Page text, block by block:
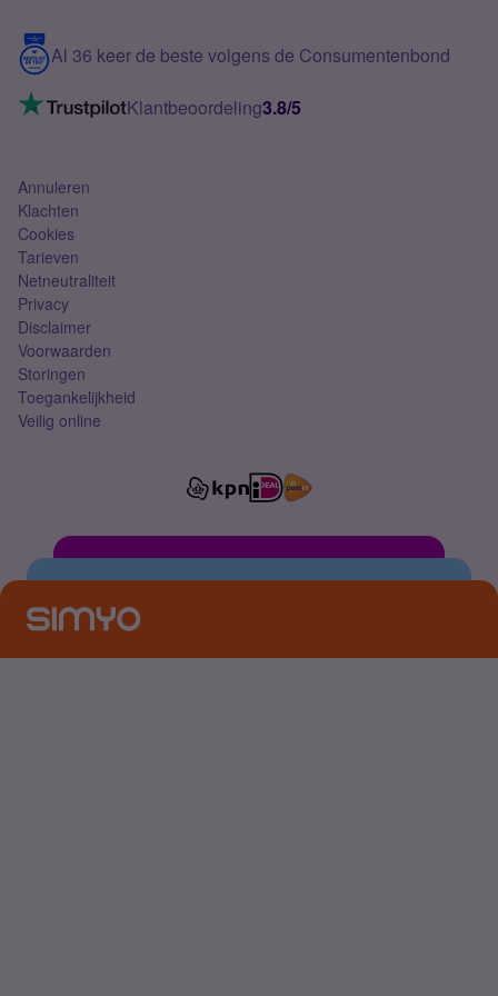
5G internet
Mobiel internet
Mobiel abonnement
Contact
VoLTE 4G bellen
Al 36 keer de beste volgens de Consumentenbond
Klantbeoordeling3.8/5
Annuleren
Klachten
Cookies
Tarieven
Netneutraliteit
Privacy
Disclaimer
Voorwaarden
Storingen
Toegankelijkheid
Veilig online